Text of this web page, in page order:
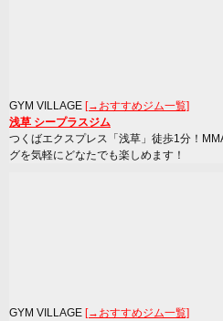
GYM VILLAGE [→おすすめジム一覧]
浅草 シープラスジム
つくばエクスプレス「浅草」徒歩1分！
グを気軽にどなたでも楽しめます！
GYM VILLAGE [→おすすめジム一覧]